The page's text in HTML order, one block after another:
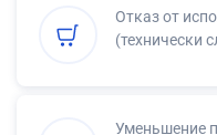
Отказ от
(технически
Уменьшение